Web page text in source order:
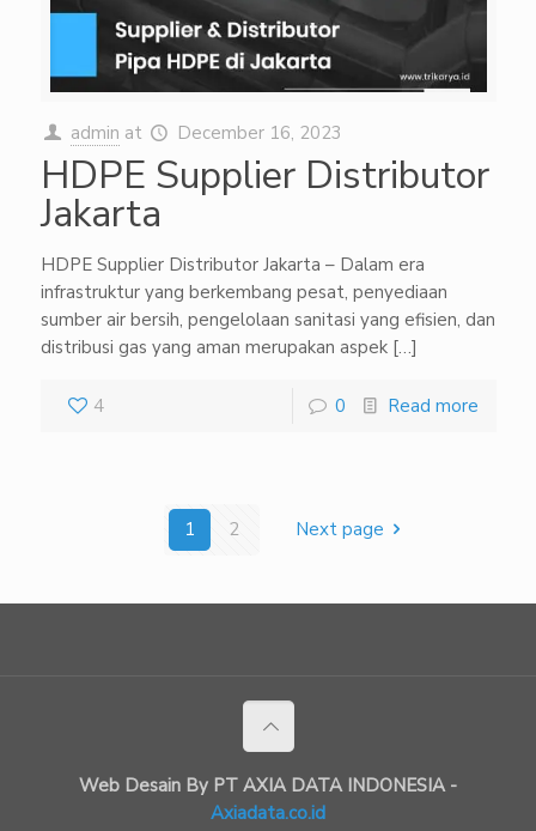
admin at December 16, 2023
HDPE Supplier Distributor
Jakarta
HDPE Supplier Distributor Jakarta – Dalam era
infrastruktur yang berkembang pesat, penyediaan
sumber air bersih, pengelolaan sanitasi yang efisien, dan
distribusi gas yang aman merupakan aspek[…]
4 0 Read more
1 2 Next page
Web Desain By PT AXIA DATA INDONESIA -
Axiadata.co.id